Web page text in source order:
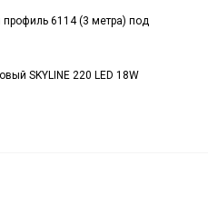
6114 (3 метра) под
SKYLINE 220 LED 18W